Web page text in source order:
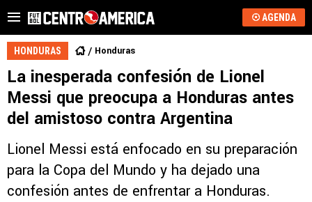
AGENDA
HONDURAS Honduras
La inesperada confesión de Lionel
Messi que preocupa a Honduras antes
del amistoso contra Argentina
Lionel Messi está enfocado en su preparación
para la Copa del Mundo y ha dejado una
confesión antes de enfrentar a Honduras.